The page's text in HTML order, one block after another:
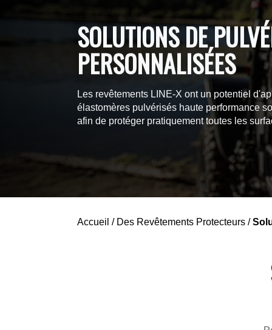
SOLUTIONS DE
PERSONNALISÉES
Les revêtements LINE-X ont un potentiel
élastomères pulvérisés haute performance
afin de protéger pratiquement toutes les
Accueil / Des Revêtements Protecteurs /